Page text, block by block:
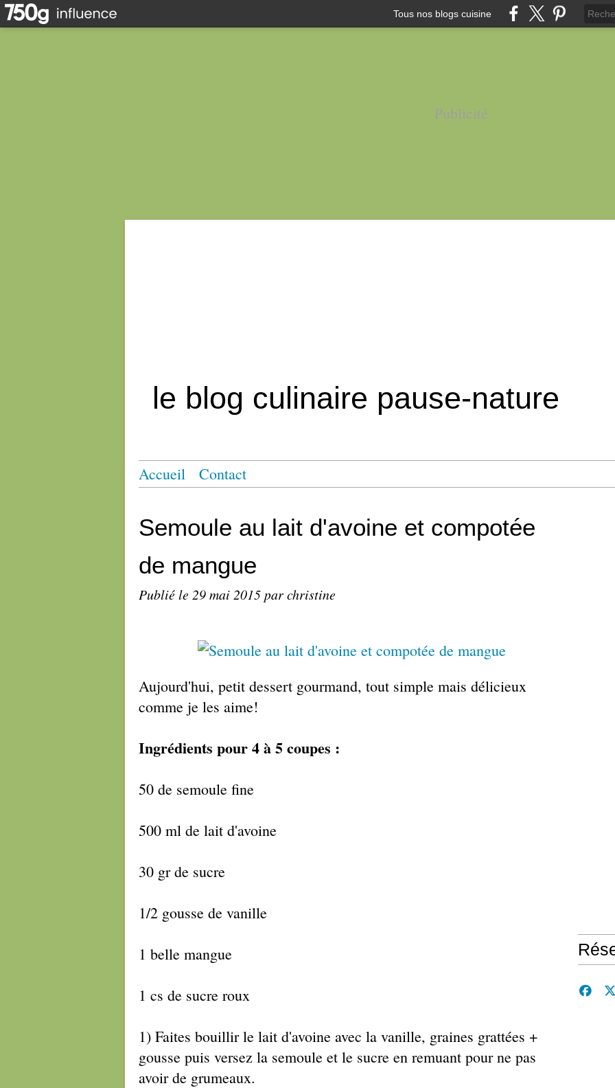
Tous nos blogs cuisine
Publicité
le blog culinaire pause-nature
Accueil Contact
Semoule au lait d'avoine et compotée
de mangue
Publié le 29 mai 2015par christine
Aujourd'hui, petit dessert gourmand, tout simple mais délicieux
comme je les aime!
Ingrédients pour 4 à 5 coupes :
50 de semoule fine
500 ml de lait d'avoine
30 gr de sucre
1/2 gousse de vanille
1 belle mangue
1 cs de sucre roux
1) Faites bouillir le lait d'avoine avec la vanille, graines grattées +
gousse puis versez la semoule et le sucre en remuant pour ne pas
avoir de grumeaux.